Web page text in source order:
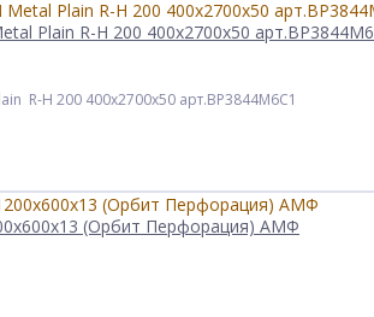
Plain R-H 200 400x2700x50
R-H 200 400x2700x50 арт.BP3844M6C1
(Орбит Перфорация) АМФ